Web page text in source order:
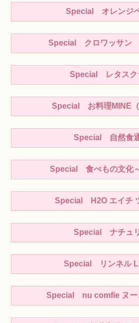
Special オレンジ
Special クロワッサン
Special レタスク
Special お料理MINE（
Special 自然食
Special 食べもの文化
Special H2O エイチ
Special ナチュ
Special リンネル
Special nu comfie ヌー